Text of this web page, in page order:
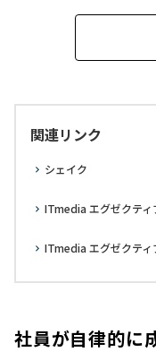
関連リンク
シェイク
ITmedia エグゼクティ
ITmedia エグゼクティ
社員が自律的に